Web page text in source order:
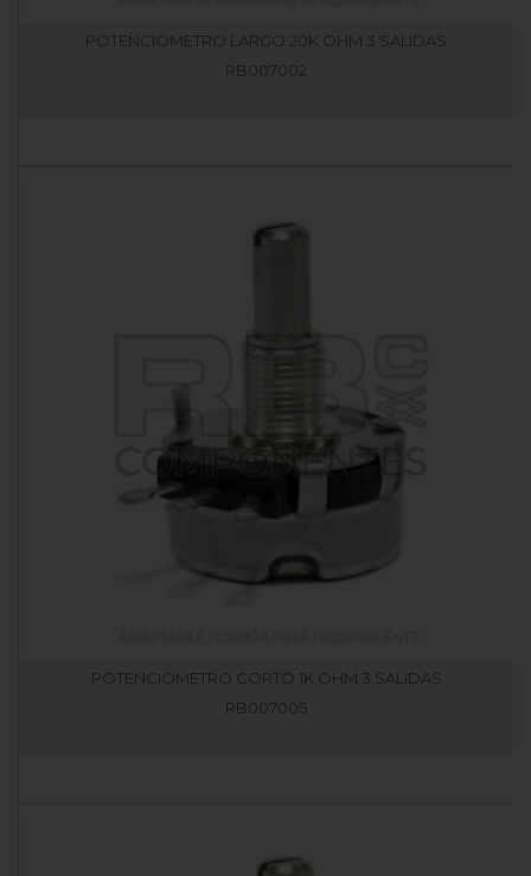
POTENCIOMETRO LARGO 20K OHM 3 SALIDAS
RB007002
POTENCIOMETRO CORTO 1K OHM 3 SALIDAS
RB007005